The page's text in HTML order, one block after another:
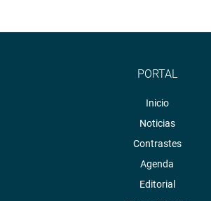
PORTAL
Inicio
Noticias
Contrastes
Agenda
Editorial